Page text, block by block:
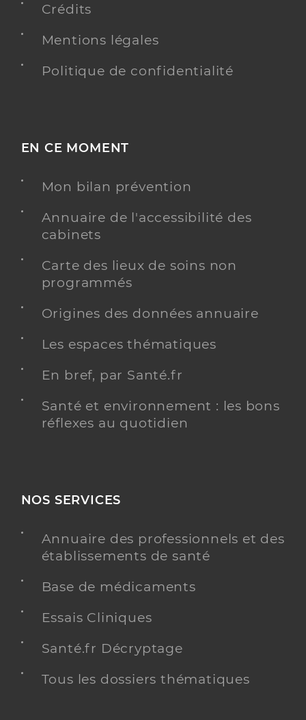
Crédits
Mentions légales
Politique de confidentialité
EN CE MOMENT
Mon bilan prévention
Annuaire de l'accessibilité des
cabinets
Carte des lieux de soins non
programmés
Origines des données annuaire
Les espaces thématiques
En bref, par Santé.fr
Santé et environnement : les bons
réflexes au quotidien
NOS SERVICES
Annuaire des professionnels et des
établissements de santé
Base de médicaments
Essais Cliniques
Santé.fr Décryptage
Tous les dossiers thématiques